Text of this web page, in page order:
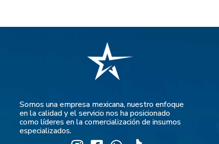
Somos una empresa mexicana, nuestro enfoque
en la calidad y el servicio nos ha posicionado
como líderes en la comercialización de insumos
especializados.